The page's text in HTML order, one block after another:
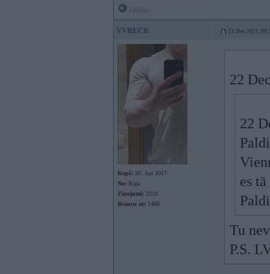
VVRECK 23. Dec 2021,
Kopš: 26. Jun 2017
No: Rīga
Ziņojumi: 2210
Braucu ar: 1488
22
22
es
Tu
P.S.